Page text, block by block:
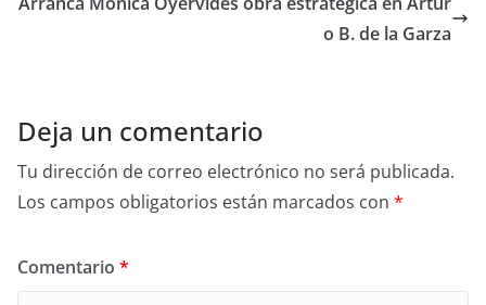
o B. de la Garza
Deja un comentario
Tu dirección de correo electrónico no será publicada.
Los campos obligatorios están marcados con *
Comentario *